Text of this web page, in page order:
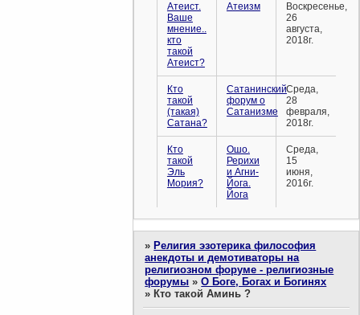
Атеист.
Ваше
мнение..
кто
такой
Атеист?
Атеизм
Воскресенье,
26
августа,
2018г.
Кто
такой
(такая)
Сатана?
Сатанинский
форум о
Сатанизме
Среда,
28
февраля,
2018г.
Кто
такой
Эль
Мория?
Ошо.
Рерихи
и Агни-
Йога.
Йога
Среда,
15
июня,
2016г.
» Религия эзотерика философия
анекдоты и демотиваторы на
религиозном форуме - религиозные
форумы »О Боге, Богах и Богинях
» Кто такой Аминь ?